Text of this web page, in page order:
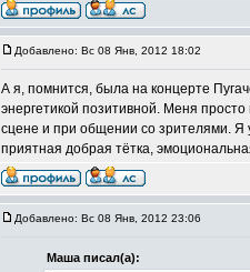
Добавлено: Вс 08 Янв, 2012 18:02
А я, помнится, была на концерте
энергетикой позитивной. Меня
сцене и при общении со зрителями. Я
приятная добрая тётка,
Добавлено: Вс 08 Янв, 2012 23:06
Маша писал(а):